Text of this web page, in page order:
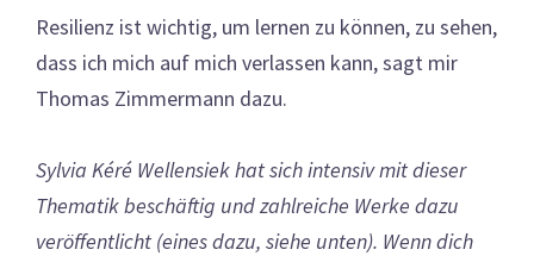
Resilienz ist wichtig, um lernen zu können, zu sehen,
dass ich mich auf mich verlassen kann, sagt mir
Thomas Zimmermann dazu.
Sylvia Kéré Wellensiek hat sich intensiv mit dieser
Thematik beschäftig und zahlreiche Werke dazu
veröffentlicht (eines dazu, siehe unten). Wenn dich